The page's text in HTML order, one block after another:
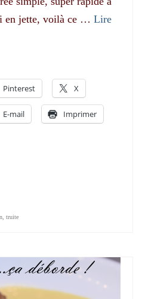
en jette, voilà ce … Lire
Pinterest X
E-mail Imprimer
truite